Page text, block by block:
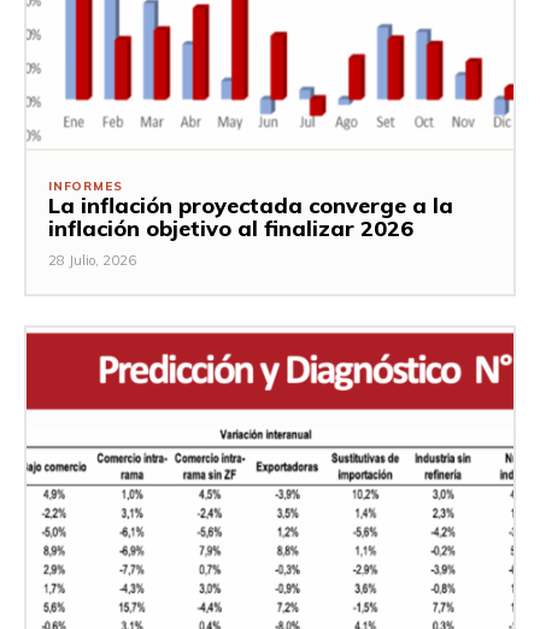
INFORMES
La inflación proyectada converge a la
inflación objetivo al finalizar 2026
28 Julio, 2026